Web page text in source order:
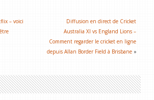
– voici
Diffusion en direct de Cricket
Australia XI vs England Lions –
Comment regarder le cricket en ligne
depuis Allan Border Field à Brisbane»